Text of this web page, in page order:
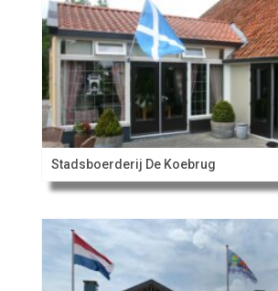
Stadsboerderij De Koebrug